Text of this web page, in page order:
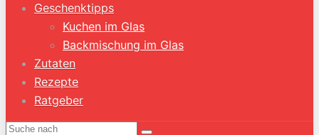
Geschenktipps
Kuchen im Glas
Backmischung im Glas
Zutaten
Rezepte
Ratgeber